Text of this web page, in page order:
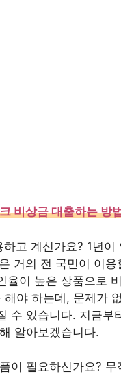
비상금 대출하는 방
고 계신가요? 1년
거의 전 국민이 이
율이 높은 상품으로
야 하는데, 문제가
수 있습니다. 지금
알아보겠습니다.
이 필요하신가요?